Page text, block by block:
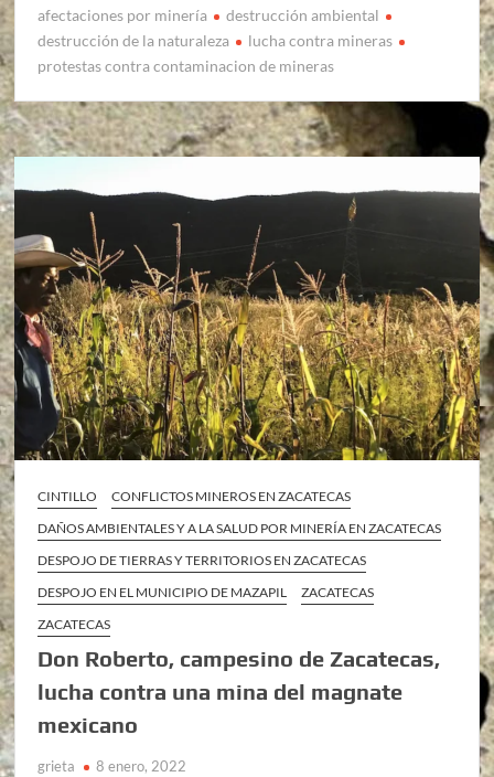
afectaciones por minería
destrucción ambiental
destrucción de la naturaleza
lucha contra mineras
protestas contra contaminacion de mineras
CINTILLO
CONFLICTOS MINEROS EN ZACATECAS
DAÑOS AMBIENTALES Y A LA SALUD POR MINERÍA EN ZACATECAS
DESPOJO DE TIERRAS Y TERRITORIOS EN ZACATECAS
DESPOJO EN EL MUNICIPIO DE MAZAPIL
ZACATECAS
ZACATECAS
Don Roberto, campesino de Zacatecas,
lucha contra una mina del magnate
mexicano
grieta 8 enero, 2022